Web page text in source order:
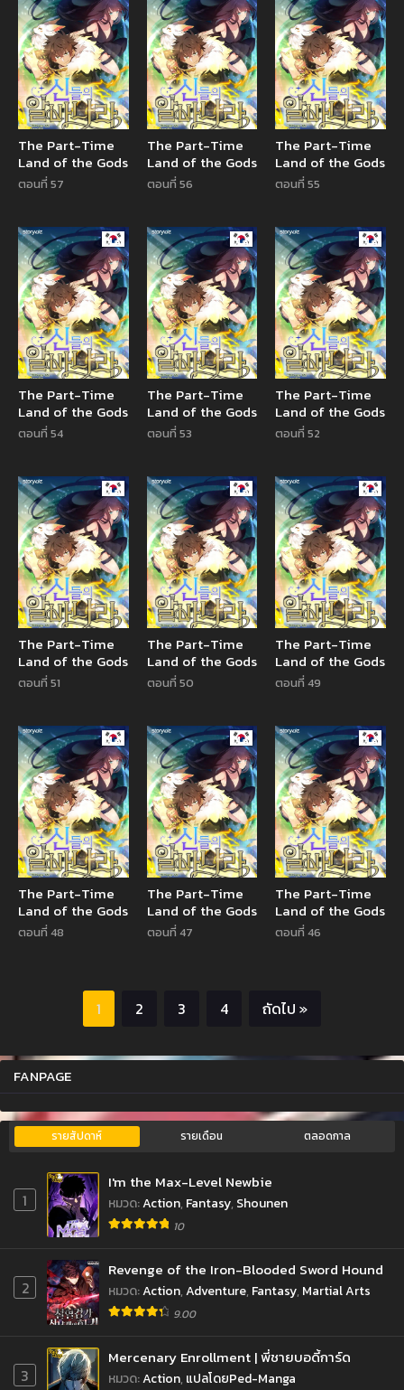
The Part-Time
Land of the Gods
ตอนที่ 57
The Part-Time
Land of the Gods
ตอนที่ 56
The Part-Time
Land of the Gods
ตอนที่ 55
Manhwa
The Part-Time
Land of the Gods
ตอนที่ 54
Manhwa
The Part-Time
Land of the Gods
ตอนที่ 53
The Part-Time
Land of the Gods
ตอนที่ 52
Manhwa
The Part-Time
Land of the Gods
ตอนที่ 51
Manhwa
The Part-Time
Land of the Gods
ตอนที่ 50
The Part-Time
Land of the Gods
ตอนที่ 49
Manhwa
The Part-Time
Land of the Gods
ตอนที่ 48
Manhwa
The Part-Time
Land of the Gods
ตอนที่ 47
The Part-Time
Land of the Gods
ตอนที่ 46
1 2 3 4 ถัดไป »
FANPAGE
รายสัปดาห์ รายเดือน ตลอดกาล
1
I'm the Max-Level Newbie
หมวด:Action, Fantasy, Shounen
10
2
Revenge of the Iron-Blooded Sword Hound
หมวด:Action,Adventure, Fantasy, Martial Arts
9.00
3
Mercenary Enrollment | พี่ชายบอดี้การ์ด
หมวด:Action, แปลโดยPed-Manga